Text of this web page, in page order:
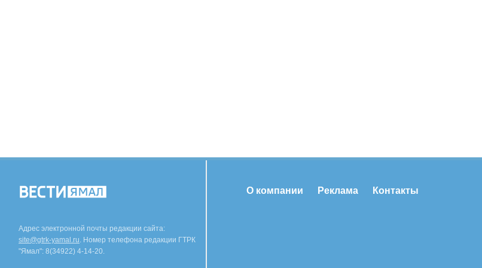
Адрес электронной почты редакции сайта:
site@gtrk-yamal.ru. Номер телефона редакции ГТРК
"Ямал": 8(34922) 4-14-20.
О компании Реклама Контакты